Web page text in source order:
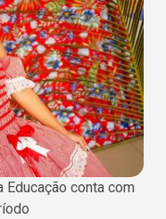
conta com